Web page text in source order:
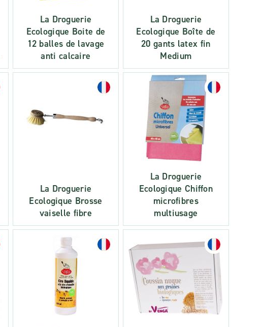
La Droguerie
Ecologique Boite de
12 balles de lavage
anti calcaire
La Droguerie
Ecologique Boîte de
20 gants latex fin
Medium
La Droguerie
Ecologique Brosse
vaiselle fibre
La Droguerie
Ecologique Chiffon
microfibres
multiusage